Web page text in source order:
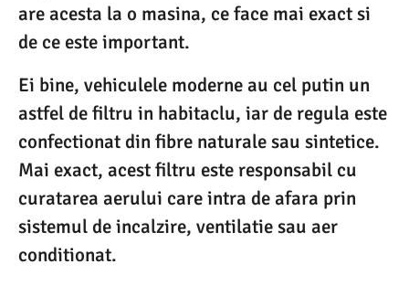
are acesta la o masina, ce face mai exact si
de ce este important.
Ei bine, vehiculele moderne au cel putin un
astfel de filtru in habitaclu, iar de regula este
confectionat din fibre naturale sau sintetice.
Mai exact, acest filtru este responsabil cu
curatarea aerului care intra de afara prin
sistemul de incalzire, ventilatie sau aer
conditionat.